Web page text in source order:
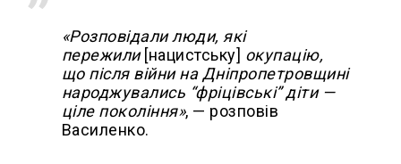
«Розповідали люди, які
пережили [нацистську] окупацію,
що після війни на Дніпропетровщині
народжувались “фріцівські”діти —
ціле покоління», — розповів
Василенко.